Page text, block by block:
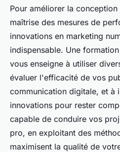
Pour améliorer la
maîtrise des mesures de
innovations en marketing
indispensable. Une
vous enseigne à utiliser
évaluer l'efficacité de vos
communication digitale, et à
innovations pour rester
capable de conduire vos
pro, en exploitant des
maximisent la qualité de